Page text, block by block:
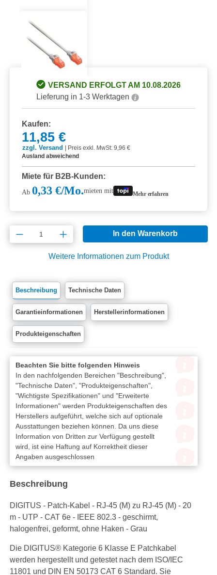
VERSAND ERFOLGT AM 10.08.2026
Lieferung in 1-3 Werktagen
Kaufen:
11,85 €
zzgl. Versand
Preis exkl. MwSt: 9,96 €
Ausland abweichend
Miete für B2B-Kunden:
Ab 0,33 €/Mo.mieten mit Mehr erfahren
Produkt Anzahl: Gib den gewünschten
In den Warenkorb
Weitere Informationen zum Produkt
Beschreibung Technische Daten
Garantieinformationen Herstellerinformationen
Produkteigenschaften
Beachten Sie bitte folgenden Hinweis
In den nachfolgenden Bereichen "Beschreibung",
"Technische Daten", "Produkteigenschaften",
"Wichtigste Spezifikationen" und "Erweiterte
Informationen" werden Produkteigenschaften des
Herstellers aufgeführt, welche sich auf optionale
Ausstattungen beziehen können. Da uns diese
Information von Dritten zur Verfügung gestellt
wird, ist eine Haftung auf Korrektheit dieser
Angaben ausgeschlossen
Beschreibung
DIGITUS - Patch-Kabel - RJ-45 (M) zu RJ-45 (M) - 20
m - UTP - CAT 6e - IEEE 802.3 - geschirmt,
halogenfrei, geformt, ohne Haken - Grau
Die DIGITUS® Kategorie 6 Klasse E Patchkabel
werden hergestellt und getestet nach dem ISO/IEC
11801 und DIN EN 50173 CAT 6 Standard. Sie